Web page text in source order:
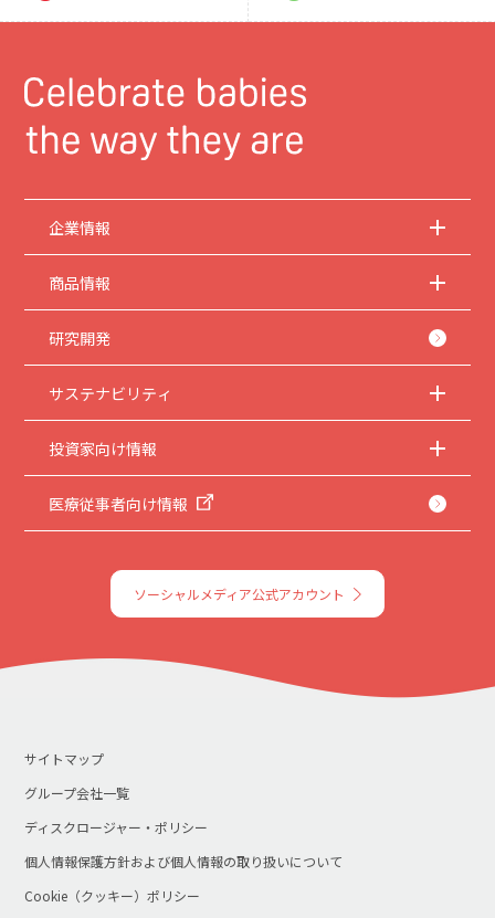
企業情報
商品情報
研究開発
サステナビリティ
投資家向け情報
医療従事者向け情報
ソーシャルメディア公式アカウント
サイトマップ
グループ会社一覧
ディスクロージャー・ポリシー
個人情報保護方針および個人情報の取り扱いについて
Cookie（クッキー）ポリシー